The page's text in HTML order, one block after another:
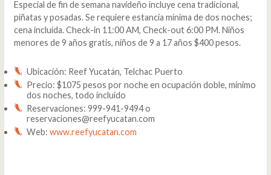
Especial de fin de semana navideño incluye cena tradicional,
piñatas y posadas. Se requiere estancia mínima de dos noches;
cena incluida. Check-in 11:00 AM, Check-out 6:00 PM. Niños
menores de 9 años gratis, niños de 9 a 17 años $400 pesos.
Ubicación: Reef Yucatán, Telchac Puerto
Precio: $1075 pesos por noche en ocupación doble, mínimo
dos noches, todo incluido
Reservaciones: 999-941-9494 o
reservaciones@reefyucatan.com
Web: www.reefyucatan.com